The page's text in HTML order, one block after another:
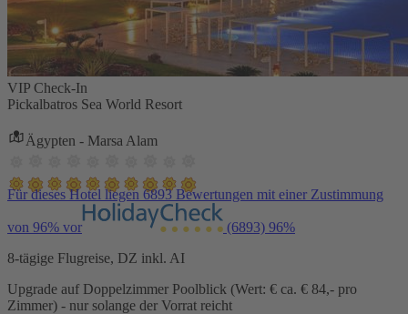
VIP Check-In
Pickalbatros Sea World Resort
Ägypten - Marsa Alam
Für dieses Hotel liegen 6893 Bewertungen mit einer Zustimmung
von 96% vor (6893) 96%
8-tägige Flugreise, DZ inkl. AI
Upgrade auf Doppelzimmer Poolblick (Wert: € ca. € 84,- pro
Zimmer) - nur solange der Vorrat reicht